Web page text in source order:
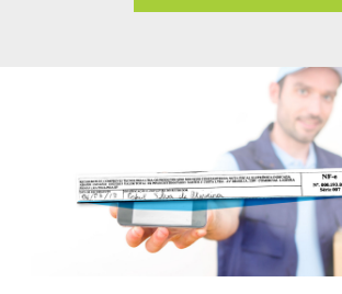
CLIQUE E CONHEÇA TODOS